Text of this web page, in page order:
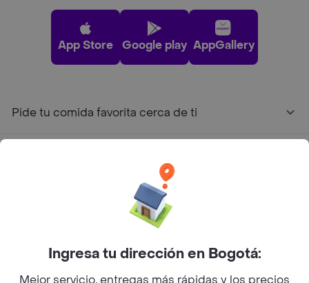
App Store Google play AppGallery
Pide tu comida favorita cerca de ti
Ingresa tu dirección en Bogotá:
Mejor servicio, entregas más rápidas y los precios